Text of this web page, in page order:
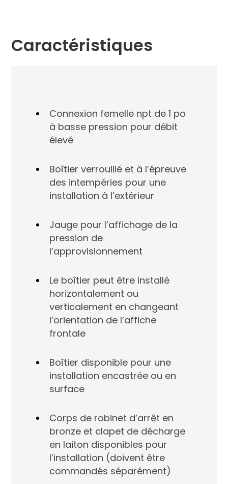
Caractéristiques
Connexion femelle npt de 1 po
à basse pression pour débit
élevé
Boîtier verrouillé et à l’épreuve
des intempéries pour une
installation à l’extérieur
Jauge pour l’affichage de la
pression de
l’approvisionnement
Le boîtier peut être installé
horizontalement ou
verticalement en changeant
l’orientation de l’affiche
frontale
Boîtier disponible pour une
installation encastrée ou en
surface
Corps de robinet d’arrêt en
bronze et clapet de décharge
en laiton disponibles pour
l’installation (doivent être
commandés séparément)